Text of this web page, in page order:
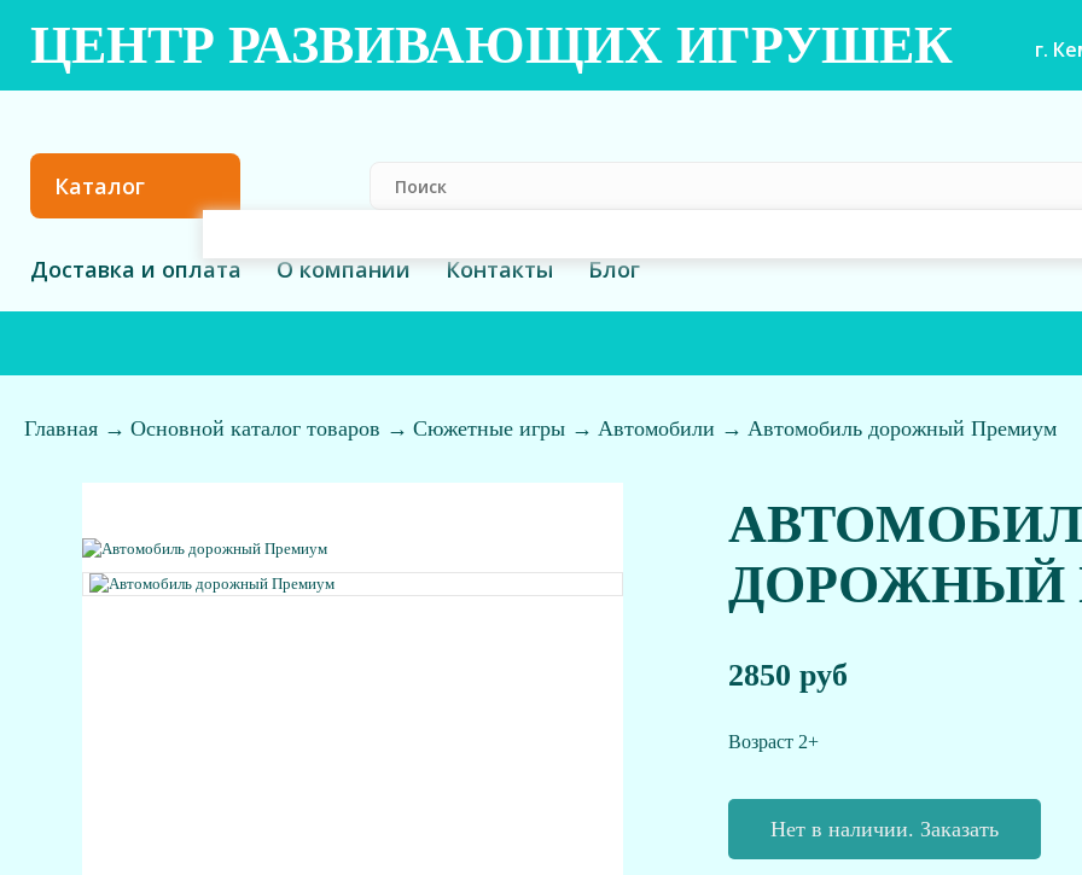
ЦЕНТР РАЗВИВАЮЩИХ ИГРУШЕК г.
Каталог
Доставка и оплата О компании Контакты Блог
Главная → Основной каталог товаров → Сюжетные игры → Автомобили → Автомобиль дорожный Премиум
ДОРОЖНЫЙ
2850 руб
Возраст 2+
Нет в наличии. Заказать